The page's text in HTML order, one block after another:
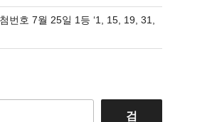
번호 7월 25일 1등 ‘1, 15, 19, 31,
검